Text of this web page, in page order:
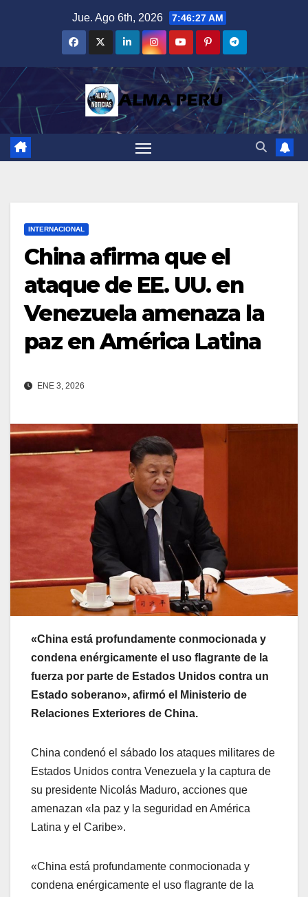
Jue. Ago 6th, 2026 7:46:28 AM
INTERNACIONAL
China afirma que el
ataque de EE. UU. en
Venezuela amenaza la
paz en América Latina
ENE 3, 2026
«China está profundamente conmocionada y
condena enérgicamente el uso flagrante de la
fuerza por parte de Estados Unidos contra un
Estado soberano», afirmó el Ministerio de
Relaciones Exteriores de China.
China condenó el sábado los ataques militares de
Estados Unidos contra Venezuela y la captura de
su presidente Nicolás Maduro, acciones que
amenazan «la paz y la seguridad en América
Latina y el Caribe».
«China está profundamente conmocionada y
condena enérgicamente el uso flagrante de la